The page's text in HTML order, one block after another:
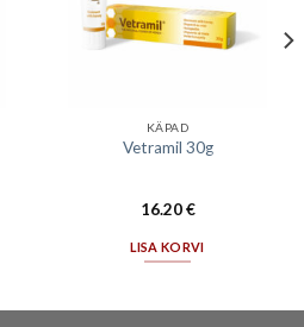
KÄPAD
Vetramil 30g
16.20€
LISA KORVI